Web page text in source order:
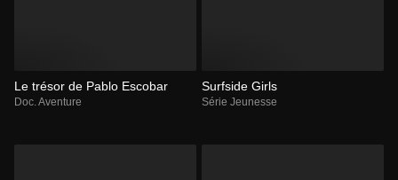
Le trésor de Pablo Escobar
Doc. Aventure
Surfside Girls
Série Jeunesse